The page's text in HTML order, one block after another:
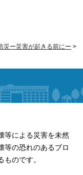
災ー災害が起きる前にー >
等による災害を未然
等の恐れのあるブロ
のです。